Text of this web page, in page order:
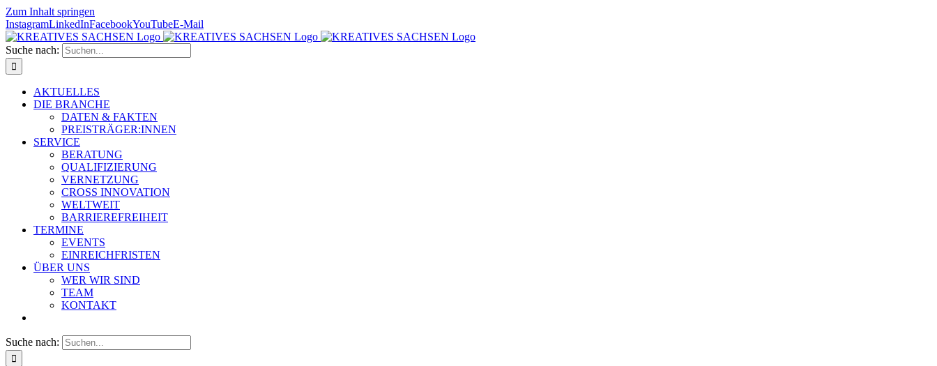
Zum Inhalt springen
InstagramLinkedInFacebookYouTubeE-Mail
Suche nach:
AKTUELLES
DIE BRANCHE
DATEN & FAKTEN
PREISTRÄGER:INNEN
SERVICE
BERATUNG
QUALIFIZIERUNG
VERNETZUNG
CROSS INNOVATION
WELTWEIT
BARRIEREFREIHEIT
TERMINE
EVENTS
EINREICHFRISTEN
ÜBER UNS
WER WIR SIND
TEAM
KONTAKT
Suche nach: